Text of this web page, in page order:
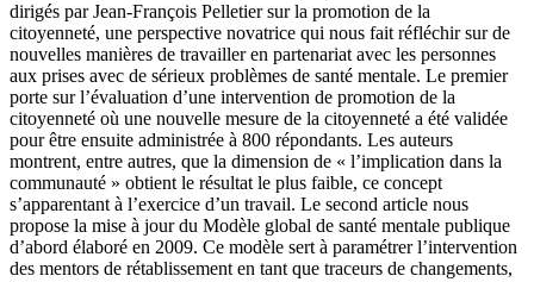
dirigés par Jean-François Pelletier sur la promotion de la
citoyenneté, une perspective novatrice qui nous fait réfléchir sur de
nouvelles manières de travailler en partenariat avec les personnes
aux prises avec de sérieux problèmes de santé mentale. Le premier
porte sur l’évaluation d’une intervention de promotion de la
citoyenneté où une nouvelle mesure de la citoyenneté a été validée
pour être ensuite administrée à 800 répondants. Les auteurs
montrent, entre autres, que la dimension de « l’implication dans la
communauté » obtient le résultat le plus faible, ce concept
s’apparentant à l’exercice d’un travail. Le second article nous
propose la mise à jour du Modèle global de santé mentale publique
d’abord élaboré en 2009. Ce modèle sert à paramétrer l’intervention
des mentors de rétablissement en tant que traceurs de changements,